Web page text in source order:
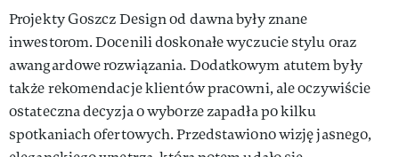
Projekty Goszcz Design od dawna były znane
inwestorom. Docenili doskonałe wyczucie stylu oraz
awangardowe rozwiązania. Dodatkowym atutem były
także rekomendacje klientów pracowni, ale oczywiście
ostateczna decyzja o wyborze zapadła po kilku
spotkaniach ofertowych. Przedstawiono wizję jasnego,